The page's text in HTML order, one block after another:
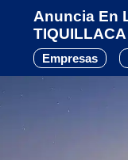
Anuncia En
TIQUILLACA
Empresas